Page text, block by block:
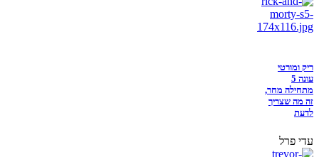
ריק ומורטי
עונה 5
מתחילה מחר,
זה מה שצריך
לדעת
עדי פרל